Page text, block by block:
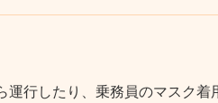
行したり、乗務員のマスク着